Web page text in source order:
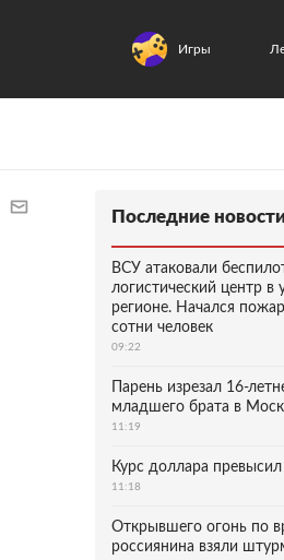
Игры
Последние
ВСУ атаковали
логистический центр в
регионе. Начался
сотни человек
09:22
Парень изрезал 16-
младшего брата в
11:19
Курс доллара
11:18
Открывшего огонь по
россиянина взяли